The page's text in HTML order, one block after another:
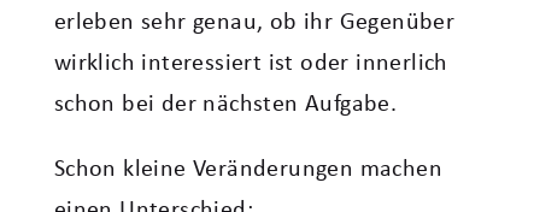
erleben sehr genau, ob ihr Gegenüber
wirklich interessiert ist oder innerlich
schon bei der nächsten Aufgabe.
Schon kleine Veränderungen machen